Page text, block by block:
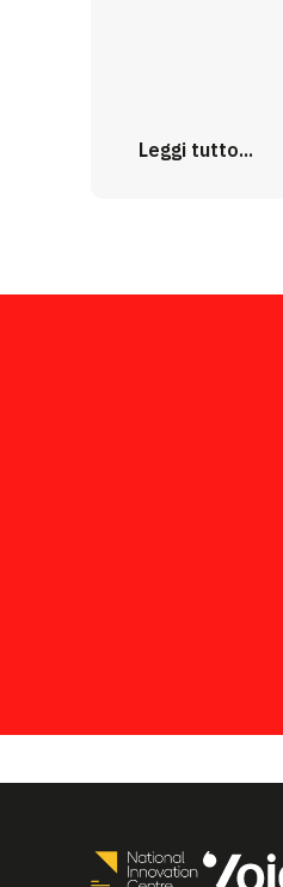
Leggi tutto...